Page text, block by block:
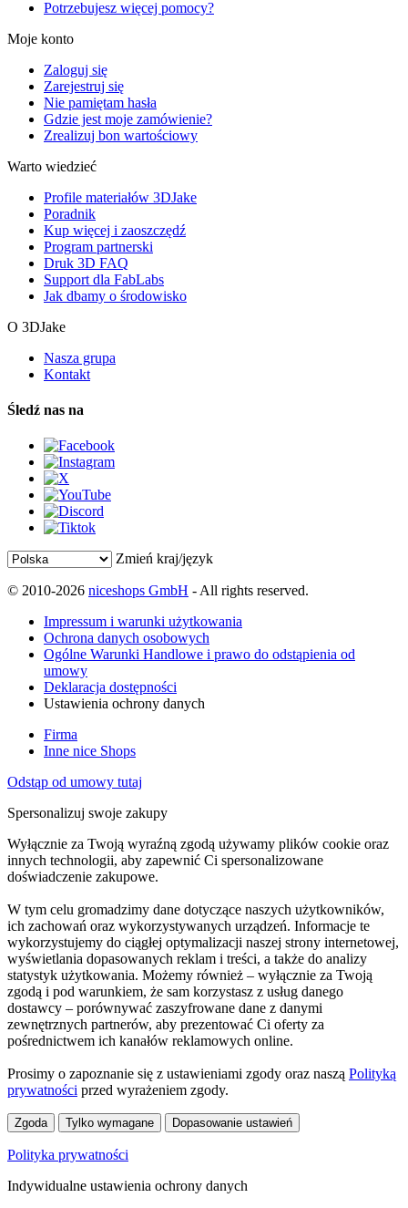
Potrzebujesz więcej pomocy?
Moje konto
Zaloguj się
Zarejestruj się
Nie pamiętam hasła
Gdzie jest moje zamówienie?
Zrealizuj bon wartościowy
Warto wiedzieć
Profile materiałów 3DJake
Poradnik
Kup więcej i zaoszczędź
Program partnerski
Druk 3D FAQ
Support dla FabLabs
Jak dbamy o środowisko
O 3DJake
Nasza grupa
Kontakt
Śledź nas na
Zmień kraj/język
© 2010-2026 niceshops GmbH - All rights reserved.
Impressum i warunki użytkowania
Ochrona danych osobowych
Ogólne Warunki Handlowe i prawo do odstąpienia od
umowy
Deklaracja dostępności
Ustawienia ochrony danych
Firma
Inne nice Shops
Odstąp od umowy tutaj
Spersonalizuj swoje zakupy
Wyłącznie za Twoją wyraźną zgodą używamy plików cookie oraz
innych technologii, aby zapewnić Ci spersonalizowane
doświadczenie zakupowe.
W tym celu gromadzimy dane dotyczące naszych użytkowników,
ich zachowań oraz wykorzystywanych urządzeń. Informacje te
wykorzystujemy do ciągłej optymalizacji naszej strony internetowej,
wyświetlania dopasowanych reklam i treści, a także do analizy
statystyk użytkowania. Możemy również – wyłącznie za Twoją
zgodą i pod warunkiem, że sam korzystasz z usług danego
dostawcy – porównywać zaszyfrowane dane z danymi
zewnętrznych partnerów, aby prezentować Ci oferty za
pośrednictwem ich kanałów reklamowych online.
Prosimy o zapoznanie się z ustawieniami zgody oraz naszą Polityką
prywatności przed wyrażeniem zgody.
Zgoda Tylko wymagane Dopasowanie ustawień
Polityka prywatności
Indywidualne ustawienia ochrony danych